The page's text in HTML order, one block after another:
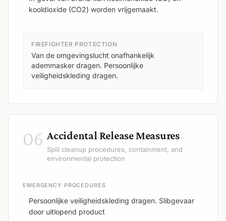
kooldioxide (CO2) worden vrijgemaakt.
FIREFIGHTER PROTECTION
Van de omgevingslucht onafhankelijk
ademmasker dragen. Persoonlijke
veiligheidskleding dragen.
06 Accidental Release Measures
Spill cleanup procedures, containment, and
environmental protection
EMERGENCY PROCEDURES
Persoonlijke veiligheidskleding dragen. Slibgevaar
door uitlopend product